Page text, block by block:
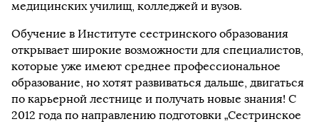
медицинских училищ, колледжей и вузов.
Обучение в Институте сестринского образования
открывает широкие возможности для специалистов,
которые уже имеют среднее профессиональное
образование, но хотят развиваться дальше, двигаться
по карьерной лестнице и получать новые знания! С
2012 года по направлению подготовки „Сестринское